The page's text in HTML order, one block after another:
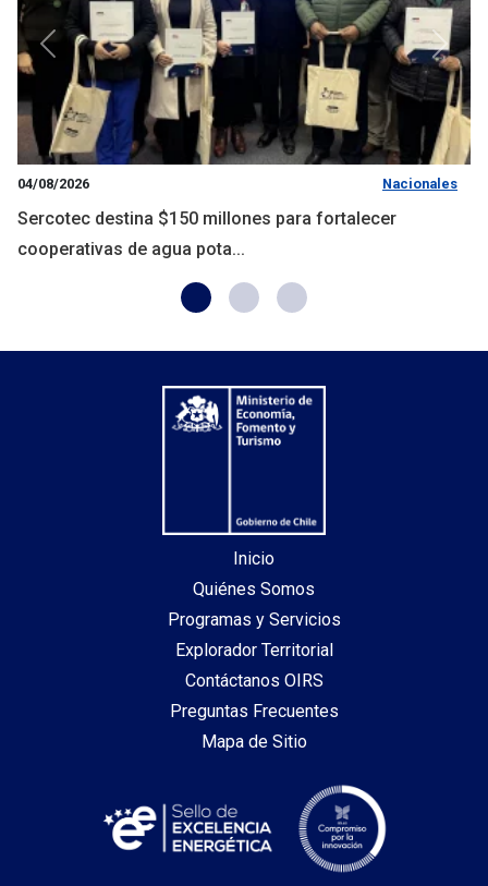
04/08/2026 Nacionales
Sercotec destina $150 millones para fortalecer
cooperativas de agua pota...
Anterior
Inicio
Quiénes Somos
Programas y Servicios
Explorador Territorial
Contáctanos OIRS
Preguntas Frecuentes
Mapa de Sitio